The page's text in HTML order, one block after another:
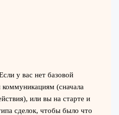
у вас нет базовой
(сначала
или вы на старте и
сделок, чтобы было что